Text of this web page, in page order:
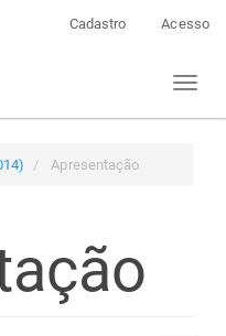
Cadastro Acesso
Toggle
Apresentação